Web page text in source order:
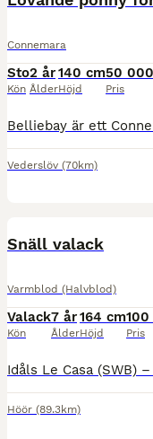
Connemara
Sto
Kön
2 år
Ålder
140 cm
Höjd
50
Pris
Vederslöv (70km)
Snäll valack
Varmblod (Halvblod)
Valack
Kön
7 år
Ålder
164 cm
Höjd Pris
Höör (89.3km)